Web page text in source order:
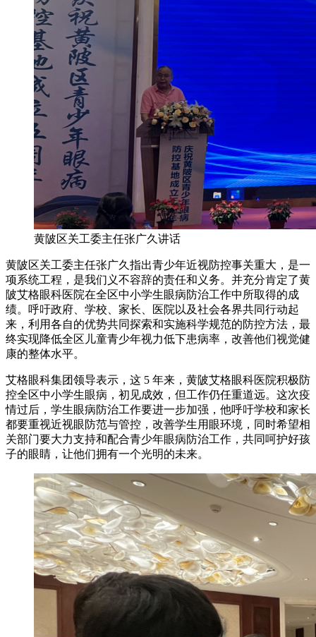
黄陂区关工委主任张广久讲话
黄陂区关工委主任张广久指出青少年近视防控事关重大，是一
项系统工程，是我们义不容辞的责任和义务。并充分肯定了黄
陂艾格眼科医院在全区中小学生眼病防治工作中所取得的成
绩。呼吁政府、学校、家长、医院以及社会各界共同行动起
来，利用各自的优势共同探索和实施科学规范的防控方法，最
终实现降低全区儿童青少年视力低下患病率，改善他们视觉健
康的整体水平。
艾格眼科集团领导表示，这 5 年来，黄陂艾格眼科医院积极防
控全区中小学生眼病，初见成效，但工作仍任重道远。这次疫
情过后，学生眼病防治工作要进一步加强，他呼吁学校和家长
都要重视近视眼防范与管控，改善学生用眼环境，同时希望相
关部门要大力支持和配合青少年眼病防治工作，共同呵护好孩
子的眼睛，让他们拥有一个光明的未来。